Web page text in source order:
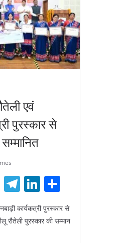
एवं
पुरस्कार से
X T
el
e
gr
Li
n
k
h
ar
कार्यकत्री पुरस्कार से
रौतेली पुरस्कार की सम्मान